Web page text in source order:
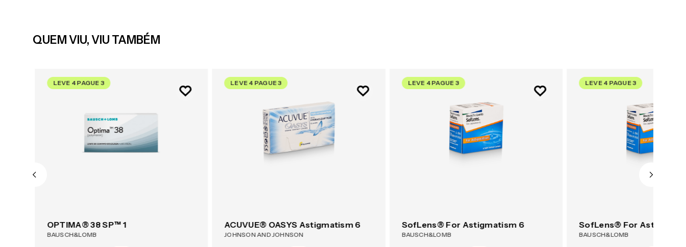
QUEM VIU, VIU TAMBÉM
LEVE 4 PAGUE 3
OPTIMA® 38 SP™ 1
BAUSCH&LOMB
LEVE 4 PAGUE 3
ACUVUE® OASYS Astigmatism 6
JOHNSON AND JOHNSON
LEVE 4 PAGUE 3
SofLens® For Astigmatism 6
BAUSCH&LOMB
LEVE 4 PAGUE 3
SofLens® For
BAUSCH&LOMB